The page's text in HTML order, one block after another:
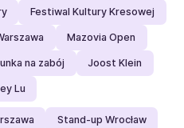
Festiwal Kultury Kresowej
Mazovia Open
na zabój Joost Klein
Lu
Stand-up Wrocław